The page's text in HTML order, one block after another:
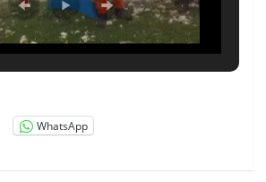
WhatsApp